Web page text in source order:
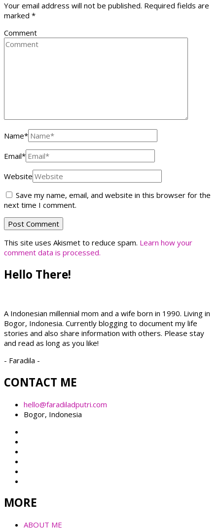
Your email address will not be published. Required fields are
marked *
Comment
Name*
Email*
Website
Save my name, email, and website in this browser for the
next time I comment.
This site uses Akismet to reduce spam. Learn how your
comment data is processed.
Hello There!
A Indonesian millennial mom and a wife born in 1990. Living in
Bogor, Indonesia. Currently blogging to document my life
stories and also share information with others. Please stay
and read as long as you like!
- Faradila -
CONTACT ME
hello@faradiladputri.com
Bogor, Indonesia
MORE
ABOUT ME